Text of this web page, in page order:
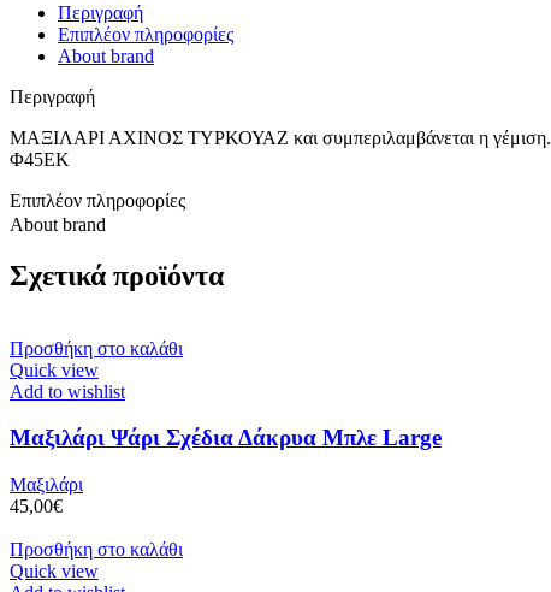
Περιγραφή
Επιπλέον πληροφορίες
About brand
Περιγραφή
ΜΑΞΙΛΑΡΙ ΑΧΙΝΟΣ ΤΥΡΚΟΥΑΖ και συμπεριλαμβάνεται η γέμιση.
Φ45ΕΚ
Επιπλέον πληροφορίες
About brand
Σχετικά προϊόντα
Προσθήκη στο καλάθι
Quick view
Add to wishlist
Μαξιλάρι Ψάρι Σχέδια Δάκρυα Μπλε Large
Μαξιλάρι
45,00€
Προσθήκη στο καλάθι
Quick view